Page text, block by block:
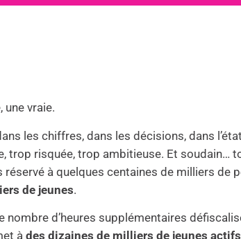
une vraie.
les chiffres, dans les décisions, dans
trop risquée, trop ambitieuse. Et soudain…
réservé à quelques centaines de milliers
de jeunes.
nombre d’heures supplémentaires
àdes dizaines de milliers de jeunes actifs